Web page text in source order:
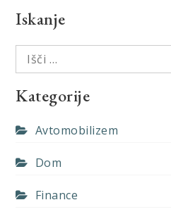
Iskanje
Išči:
Kategorije
Avtomobilizem
Dom
Finance